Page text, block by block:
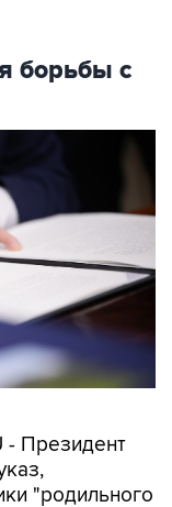
борьбы с
- Президент
"родильного